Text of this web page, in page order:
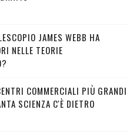
JAMES WEBB HA
NELLE TEORIE
COMMERCIALI PIÙ GRANDI
SCIENZA C'È DIETRO